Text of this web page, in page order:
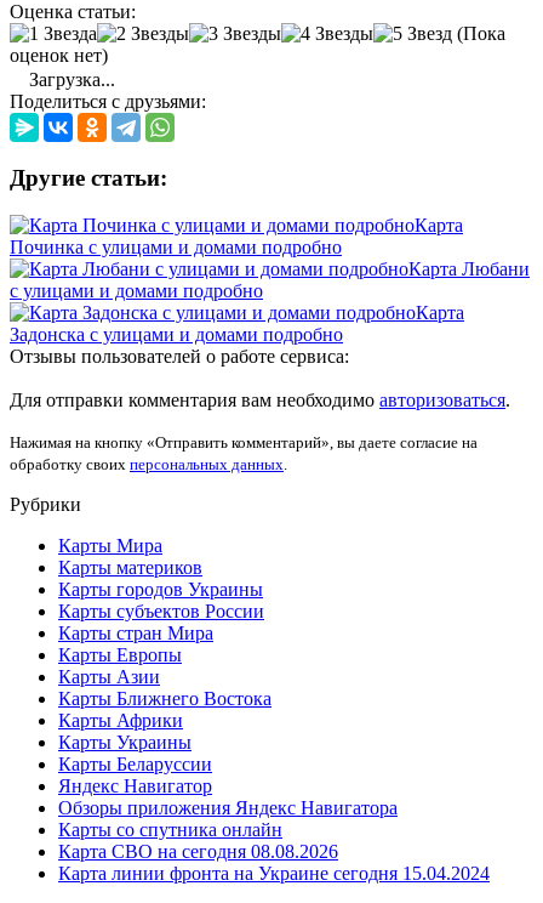
Оценка статьи:
(Пока
оценок нет)
Загрузка...
Поделиться с друзьями:
Другие статьи:
Карта
Починка с улицами и домами подробно
Карта Любани
с улицами и домами подробно
Карта
Задонска с улицами и домами подробно
Отзывы пользователей о работе сервиса:
Для отправки комментария вам необходимо авторизоваться.
Нажимая на кнопку «Отправить комментарий», вы даете согласие на
обработку своих персональных данных.
Рубрики
Карты Мира
Карты материков
Карты городов Украины
Карты субъектов России
Карты стран Мира
Карты Европы
Карты Азии
Карты Ближнего Востока
Карты Африки
Карты Украины
Карты Беларуссии
Яндекс Навигатор
Обзоры приложения Яндекс Навигатора
Карты со спутника онлайн
Карта СВО на сегодня 08.08.2026
Карта линии фронта на Украине сегодня 15.04.2024